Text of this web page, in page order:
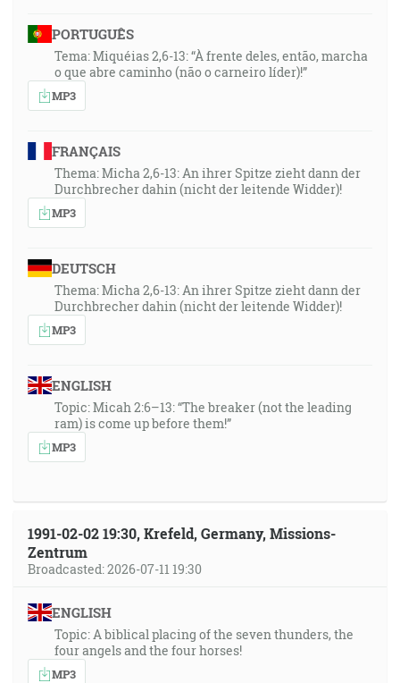
PORTUGUÊS
Tema: Miquéias 2,6-13: “À frente deles, então, marcha
o que abre caminho (não o carneiro líder)!”
MP3
FRANÇAIS
Thema: Micha 2,6-13: An ihrer Spitze zieht dann der
Durchbrecher dahin (nicht der leitende Widder)!
MP3
DEUTSCH
Thema: Micha 2,6-13: An ihrer Spitze zieht dann der
Durchbrecher dahin (nicht der leitende Widder)!
MP3
ENGLISH
Topic: Micah 2:6–13: “The breaker (not the leading
ram) is come up before them!”
MP3
1991-02-02 19:30, Krefeld, Germany, Missions-
Zentrum
Broadcasted: 2026-07-11 19:30
ENGLISH
Topic: A biblical placing of the seven thunders, the
four angels and the four horses!
MP3